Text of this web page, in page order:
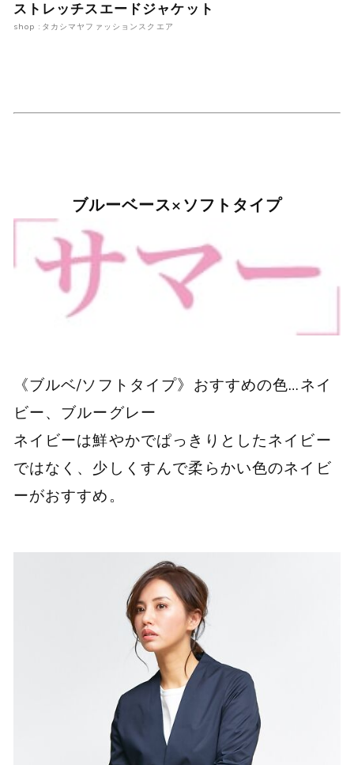
ストレッチスエードジャケット
shop :タカシマヤファッションスクエア
ブルーベース×ソフトタイプ
《ブルベ/ソフトタイプ》おすすめの色…ネイ
ビー、ブルーグレー
ネイビーは鮮やかでぱっきりとしたネイビー
ではなく、少しくすんで柔らかい色のネイビ
ーがおすすめ。